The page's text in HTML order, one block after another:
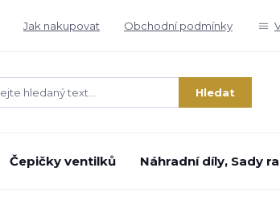
Jak nakupovat Obchodní podmínky
Hledat
Čepičky ventilků Náhradní díly, Sady